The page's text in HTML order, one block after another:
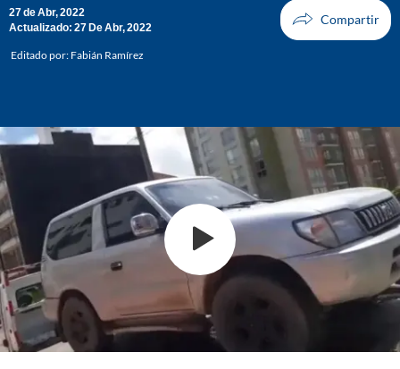
27 de Abr, 2022
Actualizado: 27 De Abr, 2022
Editado por: Fabián Ramírez